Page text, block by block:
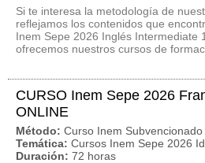
Si te interesa la metodología de
reflejamos los contenidos que
Inem Sepe 2026 Inglés Intermediate
ofrecemos nuestros cursos de
CURSO Inem Sepe 2026
ONLINE
Método: Curso Inem Subvencionado
Temática: Cursos Inem Sepe 2026
Duración: 72 horas